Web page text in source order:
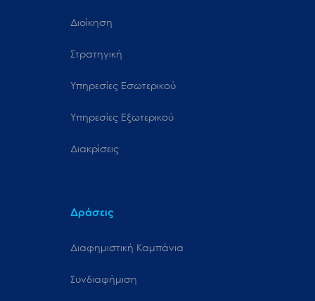
Διοίκηση
Στρατηγική
Υπηρεσίες Εσωτερικού
Υπηρεσίες Εξωτερικού
Διακρίσεις
Δράσεις
Διαφημιστική Καμπάνια
Συνδιαφήμιση